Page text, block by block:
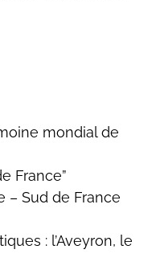
mondial de
France”
– Sud de France
: l’Aveyron, le